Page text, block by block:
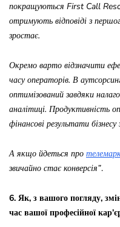
покращуються First Call
отримують відповіді з
зростає.
Окремо варто відзначити
часу операторів. В
оптимізований завдяки
аналітиці. Продуктивність
фінансові результати
А якщо йдеться про
звичайно стає конверсія”.
6. Як, з вашого погляду,
час вашої професійної